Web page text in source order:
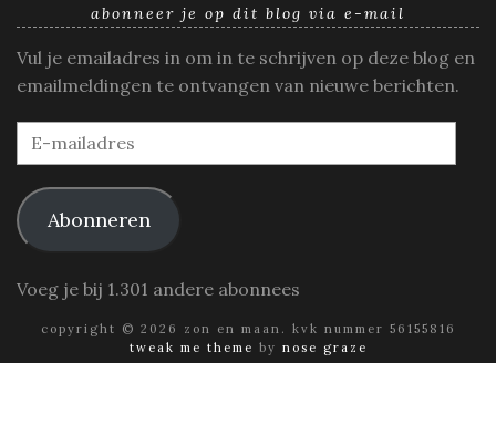
abonneer je op dit blog via e-mail
Vul je emailadres in om in te schrijven op deze blog en
emailmeldingen te ontvangen van nieuwe berichten.
E-
mailadres
Abonneren
Voeg je bij 1.301 andere abonnees
copyright © 2026 zon en maan. kvk nummer 56155816
tweak me theme by nose graze